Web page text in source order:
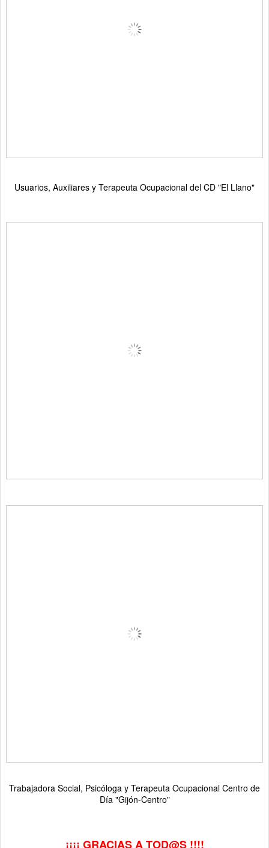
Usuarios, Auxiliares y Terapeuta Ocupacional del CD "El Llano"
Trabajadora Social, Psicóloga y Terapeuta Ocupacional Centro de
Día "Gijón-Centro"
¡¡¡¡ GRACIAS A TOD@S !!!!